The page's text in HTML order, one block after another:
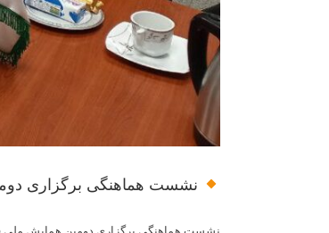
نشست هماهنگی برگزاری